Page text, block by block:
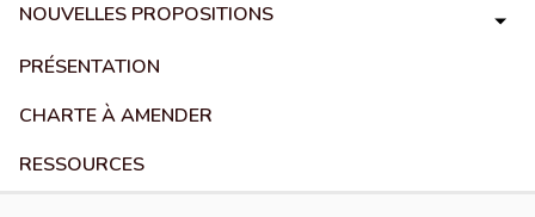
NOUVELLES PROPOSITIONS
PRÉSENTATION
CHARTE À AMENDER
RESSOURCES